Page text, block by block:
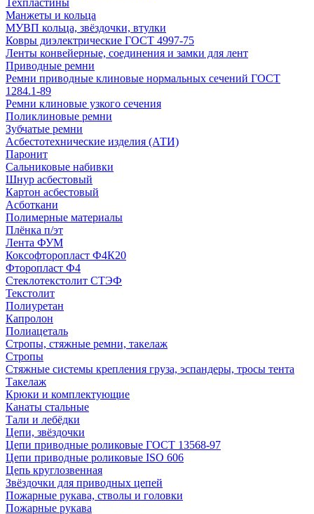
Техпластины
Манжеты и кольца
МУВП кольца, звёздочки, втулки
Ковры диэлектрические ГОСТ 4997-75
Ленты конвейерные, соединения и замки для лент
Приводные ремни
Ремни приводные клиновые нормальных сечений ГОСТ
1284.1-89
Ремни клиновые узкого сечения
Поликлиновые ремни
Зубчатые ремни
Асбестотехнические изделия (АТИ)
Паронит
Сальниковые набивки
Шнур асбестовый
Картон асбестовый
Асботкани
Полимерные материалы
Плёнка п/эт
Лента ФУМ
Коксофторопласт Ф4К20
Фторопласт Ф4
Стеклотекстолит СТЭФ
Текстолит
Полиуретан
Капролон
Полиацеталь
Стропы, стяжные ремни, такелаж
Стропы
Стяжные системы крепления груза, эспандеры, тросы тента
Такелаж
Крюки и комплектующие
Канаты стальные
Тали и лебёдки
Цепи, звёздочки
Цепи приводные роликовые ГОСТ 13568-97
Цепи приводные роликовые ISO 606
Цепь круглозвенная
Звёздочки для приводных цепей
Пожарные рукава, стволы и головки
Пожарные рукава